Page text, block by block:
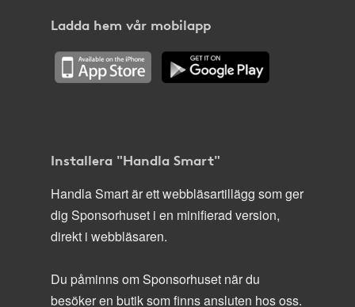
Ladda hem vår mobilapp
Installera "Handla Smart"
Handla Smart är ett webbläsartillägg som ger
dig Sponsorhuset i en minifierad version,
direkt i webbläsaren.
Du påminns om Sponsorhuset när du
besöker en butik som finns ansluten hos oss.